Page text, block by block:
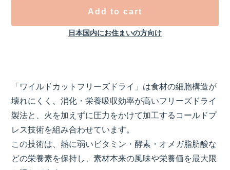
Add to cart
日本国内にお住まいの方向け
「ワイルドカットフリーズドライ」は食材の細胞構造が
壊れにくく、消化・栄養吸収効率が高いフリーズドライ
製法と、火を加えずに圧力をかけて加工するコールドプ
レス技術を組み合わせています。
この技術は、熱に弱いビタミン・酵素・オメガ脂肪酸な
どの栄養素を保持し、素材本来の風味や栄養価を最大限